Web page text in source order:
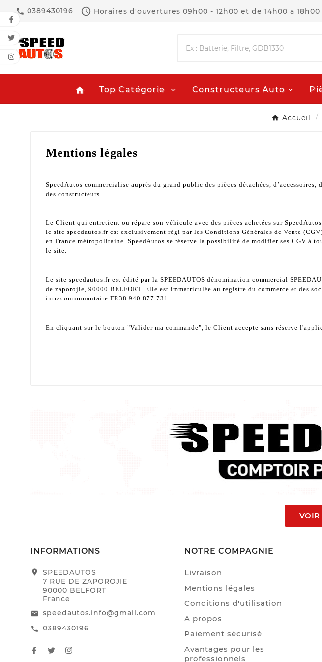
 0389430196  Horaires d'ouvertures 09h00 - 12h00 et de 14h00 a 18h00
home Top Catégorie Constructeurs Auto
Accueil
Mentions légales
SpeedAutos commercialise auprès du grand public des pièces détachées,
des constructeurs.
Le Client qui entretient ou répare son véhicule avec des pièces achetées sur
le site speedautos.fr est exclusivement régi par les Conditions Générales de Vente
en France métropolitaine. SpeedAutos se réserve la possibilité de modifier ses CGV à
le site.
Le site speedautos.fr est édité par la SPEEDAUTOS dénomination commercial
de zaporojie, 90000 BELFORT. Elle est immatriculée au registre du commerce et des
intracommunautaire FR38 940 877 731.
En cliquant sur le bouton "Valider ma commande", le Client accepte sans réserve
VOIR
INFORMATIONS
location_on
SPEEDAUTOS
7 RUE DE ZAPOROJIE
90000 BELFORT
France
email speedautos.info@gmail.com
call 0389430196
NOTRE COMPAGNIE
Livraison
Mentions légales
Conditions d'utilisation
A propos
Paiement sécurisé
Avantages pour les
professionnels